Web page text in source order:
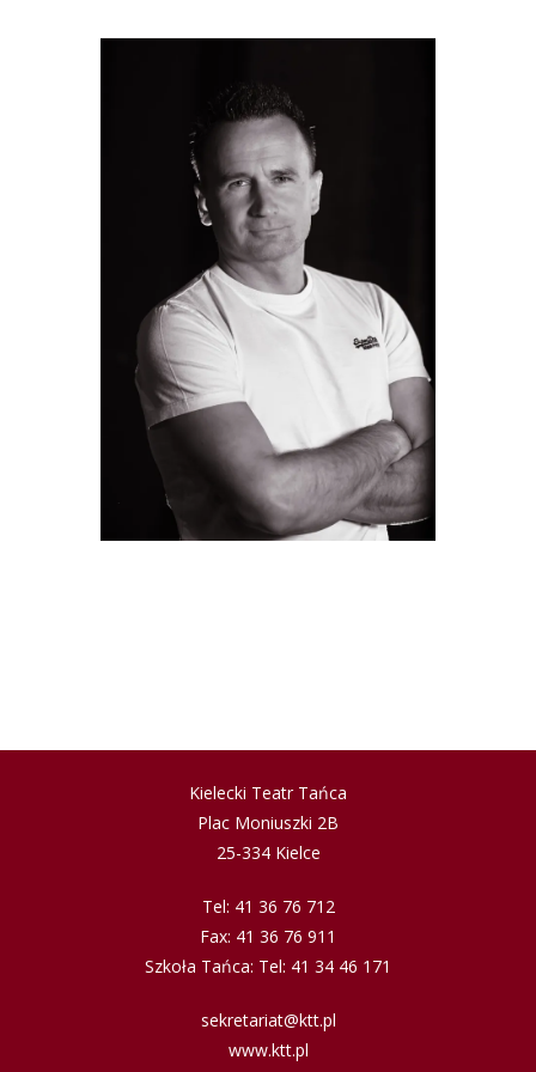
Kielecki Teatr Tańca
Plac Moniuszki 2B
25-334 Kielce
Tel: 41 36 76 712
Fax: 41 36 76 911
Szkoła Tańca: Tel: 41 34 46 171
sekretariat@ktt.pl
www.ktt.pl